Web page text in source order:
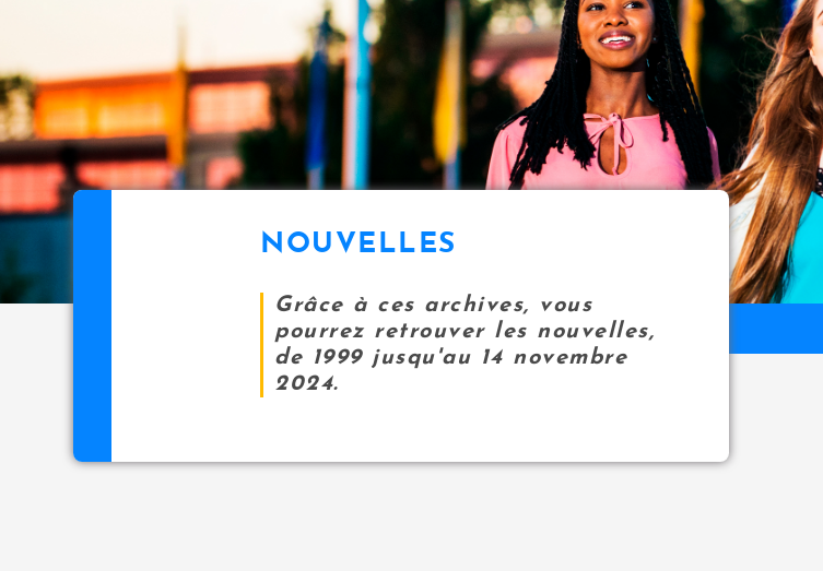
NOUVELLES
Grâce à ces archives, vous
pourrez retrouver les nouvelles,
de 1999 jusqu'au 14 novembre
2024.